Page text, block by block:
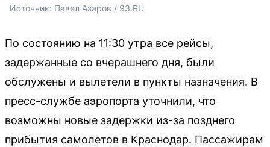
Источник: Павел Азаров / 93.RU
По состоянию на 11:30 утра все рейсы,
задержанные со вчерашнего дня, были
обслужены и вылетели в пункты назначения. В
пресс-службе аэропорта уточнили, что
возможны новые задержки из-за позднего
прибытия самолетов в Краснодар. Пассажирам